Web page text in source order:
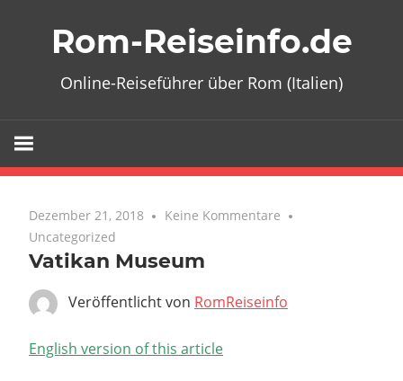
Rom-Reiseinfo.de
Online-Reiseführer über Rom (Italien)
Dezember 21, 2018
Keine Kommentare
Uncategorized
Vatikan Museum
Veröffentlicht von RomReiseinfo
English version of this article